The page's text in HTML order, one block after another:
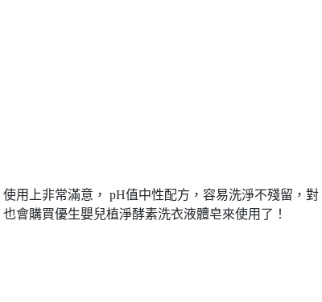
用上非常滿意， pH值中性配方，容易洗淨不殘留，對
會購買優生嬰兒植淨酵素洗衣液體皂來使用了！